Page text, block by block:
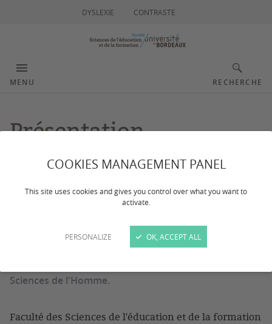
COOKIES MANAGEMENT PANEL
This site uses cookies and gives you control over what you want to
activate.
PERSONALIZE OK, ACCEPT ALL
DYSLEXIE CONTRASTE
MENU RECHERCHE
Présentation
CONTACTS
La faculté des Sciences de l’Éducation et de la
Sciences de l'Homme.
Faculté des Sciences de l'éducation et de la formation